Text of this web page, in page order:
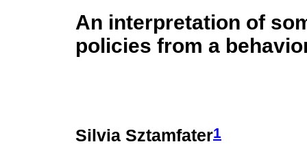
An interpretation of
policies from a
Silvia Sztamfater1